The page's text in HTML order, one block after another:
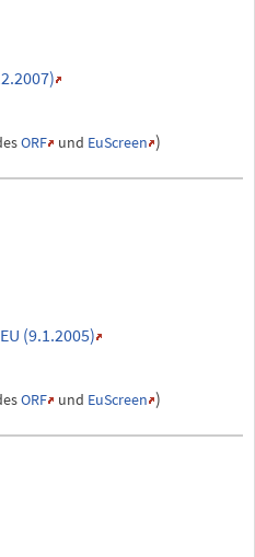
ORF und EuScreen )
(9.1.2005)
ORF und EuScreen )